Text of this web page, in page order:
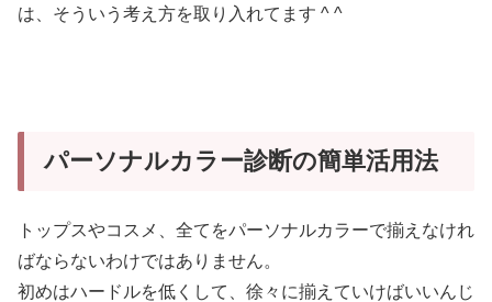
は、そういう考え方を取り入れてます ^ ^
パーソナルカラー診断の簡単活用法
トップスやコスメ、全てをパーソナルカラーで揃えなけれ
ばならないわけではありません。
初めはハードルを低くして、徐々に揃えていけばいいんじ